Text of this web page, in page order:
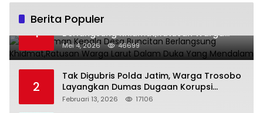
Berita Populer
1
Pemakaman Kepala Desa Buncitan
Berlangsung Khidmat,Ratusan Warga
Larut Dalam Duka Yang Mendalam
Mei 4, 2026 46699
2
Tak Digubris Polda Jatim, Warga Trosobo
Layangkan Dumas Dugaan Korupsi
Oknum DPRD Sidoarjo ke Kapolri
Februari 13, 2026 17106